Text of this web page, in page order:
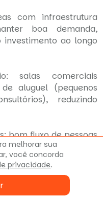
com infraestrutura
boa demanda,
investimento ao longo
salas comerciais
aluguel (pequenos
reduzindo
bom fluxo de pessoas
favorecer contratos
acessível.
melhorar sua
você concorda
privacidade.